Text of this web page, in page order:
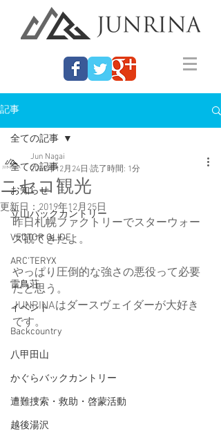
記事
全ての記事
お知らせ
立山バックカントリー
VECTOR GLIDE
ARC'TERYX
雷鳥荘
イベント
Backcountry
八甲田山
かぐらバックカントリー
遭難捜索・救助・啓蒙活動
越後湯沢
全ての記事
ニセコ観光
Jun Nagai
2019年12月24日 読了時間: 1分
更新日：2019年12月25日
昨日札幌ファクトリーでスターウォー
ズ観てきたよ。
やっぱり圧倒的な強さの悪役って必要
だと思う。
JUNRINAはダースヴェイダーが大好き
です。